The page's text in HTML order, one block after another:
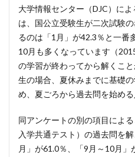
大学情報センター（DJC）によ
は、国公立受験生が二次試験
るのは「1月」が42.3％と一番
10月も多くなっています（
の学習が終わってから解くこ
生の場合、夏休みまでに基礎
め、夏ごろから過去問を始める
同アンケートの別の項目によ
入学共通テスト）の過去問を
月」が61.0％、「9月～10月